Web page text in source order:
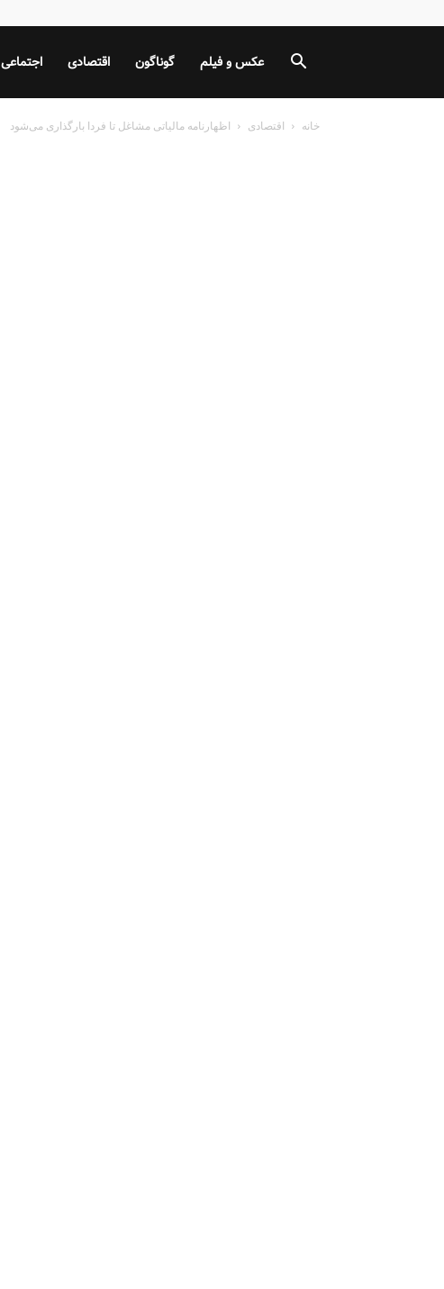
اجتماعی اقتصادی گوناگون عکس و فیلم
خانه اقتصادی اظهارنامه مالیاتی مشاغل تا فردا بارگذاری می‌شود